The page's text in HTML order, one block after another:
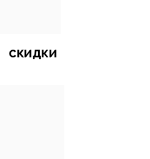
СКИДКИ